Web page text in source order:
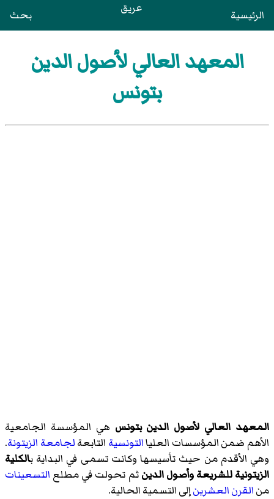
الرئيسية عريق بحث
المعهد العالي لأصول الدين
بتونس
المعهد العالي لأصول الدين بتونس هي المؤسسة الجامعية
الأهم ضمن المؤسسات العلياالتونسية التابعةلجامعة الزيتونة.
وهي الأقدم من حيث تأسيسها وكانت تسمى في البداية بالكلية
الزيتونية للشريعة وأصول الدينثم تحولت في مطلع التسعينات
منالقرن العشرينإلى التسمية الحالية.